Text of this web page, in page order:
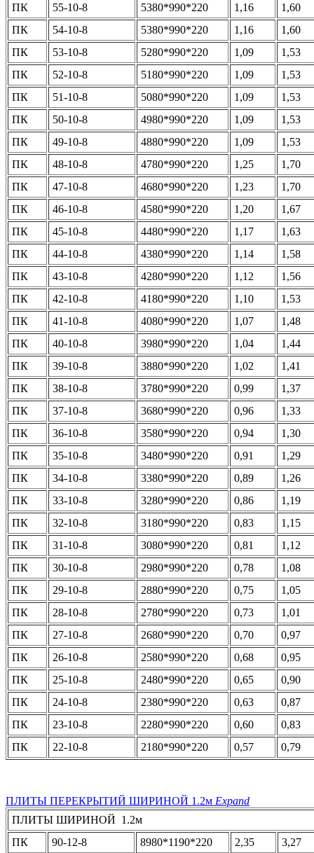
ПК
55-10-8 5380*990*220 1,16
1,60
ПК
54-10-8 5380*990*220 1,16
1,60
ПК
53-10-8 5280*990*220 1,09
1,53
ПК
52-10-8 5180*990*220 1,09
1,53
ПК
51-10-8 5080*990*220 1,09
1,53
ПК
50-10-8 4980*990*220 1,09
1,53
ПК
49-10-8 4880*990*220 1,09
1,53
ПК
48-10-8 4780*990*220 1,25
1,70
ПК
47-10-8 4680*990*220 1,23
1,70
ПК
46-10-8 4580*990*220 1,20
1,67
ПК
45-10-8 4480*990*220 1,17
1,63
ПК
44-10-8 4380*990*220 1,14
1,58
ПК
43-10-8 4280*990*220 1,12
1,56
ПК
42-10-8 4180*990*220 1,10
1,53
ПК
41-10-8 4080*990*220 1,07
1,48
ПК
40-10-8 3980*990*220 1,04
1,44
ПК
39-10-8 3880*990*220 1,02
1,41
ПК
38-10-8 3780*990*220 0,99
1,37
ПК
37-10-8 3680*990*220 0,96
1,33
ПК
36-10-8 3580*990*220 0,94
1,30
ПК
35-10-8 3480*990*220 0,91
1,29
ПК
34-10-8 3380*990*220 0,89
1,26
ПК
33-10-8 3280*990*220 0,86
1,19
ПК
32-10-8 3180*990*220 0,83
1,15
ПК
31-10-8 3080*990*220 0,81
1,12
ПК
30-10-8 2980*990*220 0,78
1,08
ПК
29-10-8 2880*990*220 0,75
1,05
ПК
28-10-8 2780*990*220 0,73
1,01
ПК
27-10-8 2680*990*220 0,70
0,97
ПК
26-10-8 2580*990*220 0,68
0,95
ПК
25-10-8 2480*990*220 0,65
0,90
ПК
24-10-8 2380*990*220 0,63
0,87
ПК
23-10-8 2280*990*220 0,60
0,83
ПК
22-10-8 2180*990*220 0,57 0,79
ПЛИТЫ ПЕРЕКРЫТИЙ ШИРИНОЙ 1.2м Expand
ПЛИТЫ ШИРИНОЙ 1.2м
ПК
90-12-8 8980*1190*220 2,35
3,27